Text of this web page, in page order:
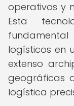
operativos y
Esta
logísticos en
extenso
geográficas
logística